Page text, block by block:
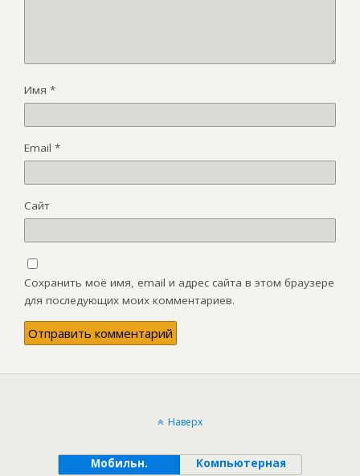
Имя *
Email *
Сайт
Сохранить моё имя, email и адрес сайта в этом браузере
для последующих моих комментариев.
Наверх
Мобильн. Компьютерная